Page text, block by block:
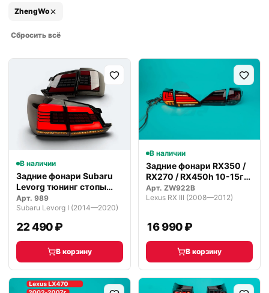
ZhengWo
Сбросить всё
В наличии
Задние фонари Subaru
Levorg тюнинг стопы
темные
Арт. 989
Subaru Levorg I (2014—2020)
22 490 ₽
В корзину
В наличии
Задние фонари RX350 /
RX270 / RX450h 10-15г
темные
Арт. ZW922B
Lexus RX III (2008—2012)
16 990 ₽
В корзину